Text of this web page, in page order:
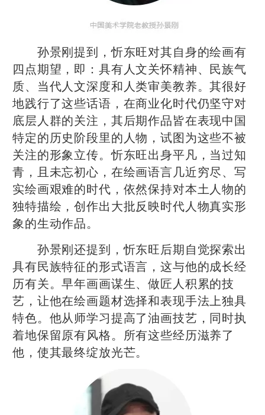
孙景刚提到，忻东旺对其自身的绘画有
四点期望，即：具有人文关怀精神、民族气
质、当代人文深度和人类审美教养。其很好
地践行了这些话语，在商业化时代仍坚守对
底层人群的关注，其后期作品皆在表现中国
特定的历史阶段里的人物，试图为这些不被
关注的形象立传。忻东旺出身平凡，当过知
青，且未忘初心，在绘画语言几近穷尽、写
实绘画艰难的时代，依然保持对本土人物的
独特描绘，创作出大批反映时代人物真实形
象的生动作品。
孙景刚还提到，忻东旺后期自觉探索出
具有民族特征的形式语言，这与他的成长经
历有关。早年画画谋生、做匠人积累的技
艺，让他在绘画题材选择和表现手法上独具
特色。他从师学习提高了油画技艺，同时执
着地保留原有风格。所有这些经历滋养了
他，使其最终绽放光芒。